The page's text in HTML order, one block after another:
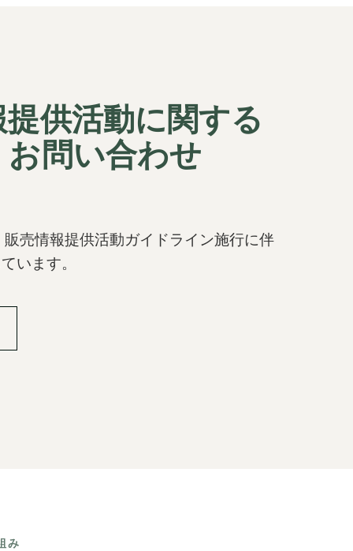
供活動に関する
お問い合わせ
販売情報提供活動ガイドライン施行に伴
います。
み